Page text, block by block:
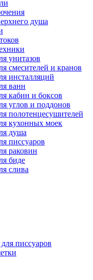
душа
унитазов
смесителей и кранов
инсталляций
ванн
кабин и боксов
углов и поддонов
полотенцесушителей
кухонных моек
душа
писсуаров
раковин
биде
слива
писсуаров